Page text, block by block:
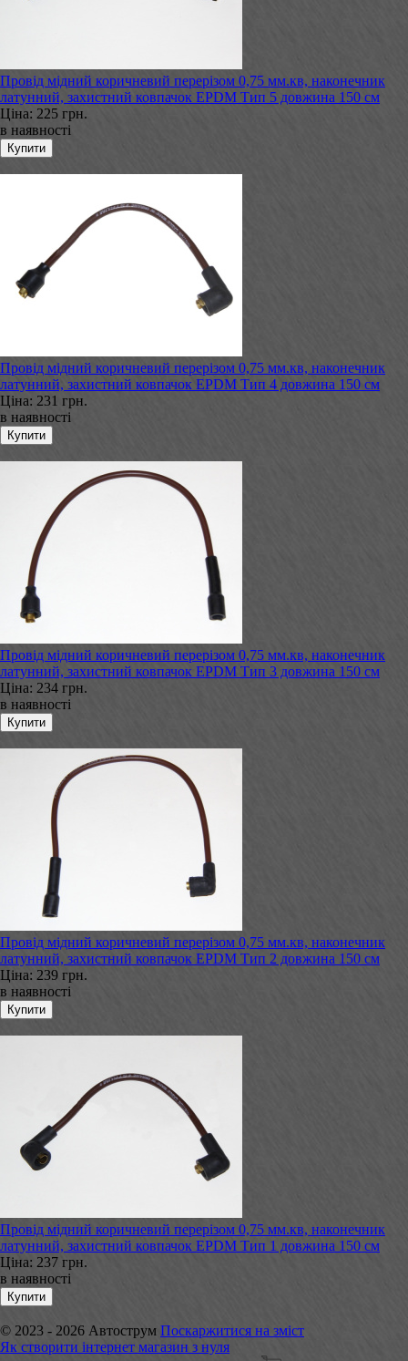
Провід мідний коричневий перерізом 0,75 мм.кв, наконечник
латунний, захистний ковпачок EPDM Тип 5 довжина 150 см
Ціна: 225 грн.
в наявності
Провід мідний коричневий перерізом 0,75 мм.кв, наконечник
латунний, захистний ковпачок EPDM Тип 4 довжина 150 см
Ціна: 231 грн.
в наявності
Провід мідний коричневий перерізом 0,75 мм.кв, наконечник
латунний, захистний ковпачок EPDM Тип 3 довжина 150 см
Ціна: 234 грн.
в наявності
Провід мідний коричневий перерізом 0,75 мм.кв, наконечник
латунний, захистний ковпачок EPDM Тип 2 довжина 150 см
Ціна: 239 грн.
в наявності
Провід мідний коричневий перерізом 0,75 мм.кв, наконечник
латунний, захистний ковпачок EPDM Тип 1 довжина 150 см
Ціна: 237 грн.
в наявності
© 2023 - 2026 Автострум Поскаржитися на зміст
Як створити інтернет магазин з нуля